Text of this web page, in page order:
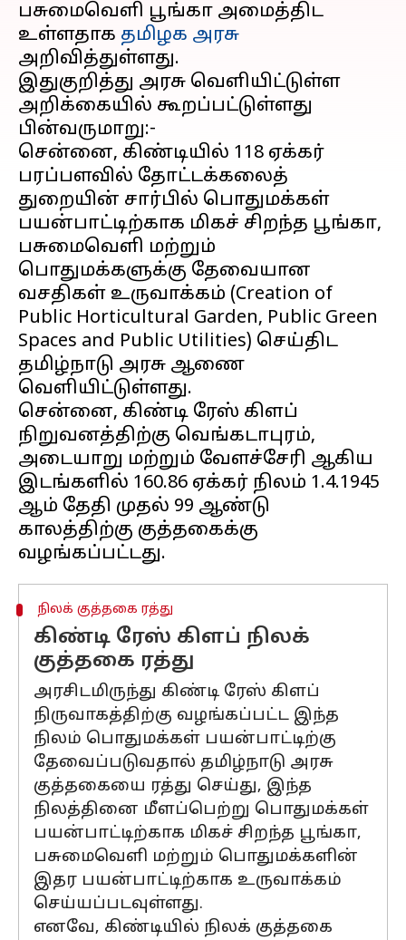
பசுமைவெளி பூங்கா அமைத்திட
உள்ளதாக தமிழக அரசு
அறிவித்துள்ளது.
இதுகுறித்து அரசு வெளியிட்டுள்ள
அறிக்கையில் கூறப்பட்டுள்ளது
பின்வருமாறு:-
சென்னை, கிண்டியில் 118 ஏக்கர்
பரப்பளவில் தோட்டக்கலைத்
துறையின் சார்பில் பொதுமக்கள்
பயன்பாட்டிற்காக மிகச் சிறந்த பூங்கா,
பசுமைவெளி மற்றும்
பொதுமக்களுக்கு தேவையான
வசதிகள் உருவாக்கம் (Creation of
Public Horticultural Garden, Public Green
Spaces and Public Utilities) செய்திட
தமிழ்நாடு அரசு ஆணை
வெளியிட்டுள்ளது.
சென்னை, கிண்டி ரேஸ் கிளப்
நிறுவனத்திற்கு வெங்கடாபுரம்,
அடையாறு மற்றும் வேளச்சேரி ஆகிய
இடங்களில் 160.86 ஏக்கர் நிலம் 1.4.1945
ஆம் தேதி முதல் 99 ஆண்டு
காலத்திற்கு குத்தகைக்கு
நிலக் குத்தகை ரத்து
கிண்டி ரேஸ் கிளப் நிலக்
குத்தகை ரத்து
அரசிடமிருந்து கிண்டி ரேஸ் கிளப்
நிருவாகத்திற்கு வழங்கப்பட்ட இந்த
நிலம் பொதுமக்கள் பயன்பாட்டிற்கு
தேவைப்படுவதால் தமிழ்நாடு அரசு
குத்தகையை ரத்து செய்து, இந்த
நிலத்தினை மீளப்பெற்று பொதுமக்கள்
பயன்பாட்டிற்காக மிகச் சிறந்த பூங்கா,
பசுமைவெளி மற்றும் பொதுமக்களின்
இதர பயன்பாட்டிற்காக உருவாக்கம்
செய்யப்படவுள்ளது.
எனவே, கிண்டியில் நிலக் குத்தகை